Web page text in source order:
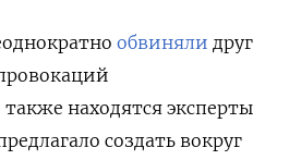
обвиняли друг
находятся эксперты
создать вокруг